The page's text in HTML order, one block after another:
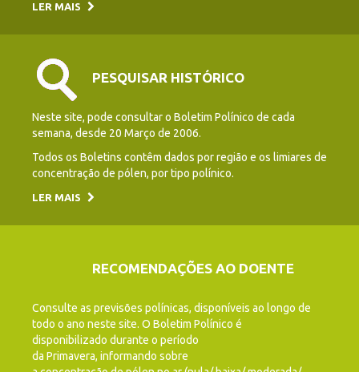
LER MAIS
PESQUISAR HISTÓRICO
Neste site, pode consultar o Boletim Polínico de cada
semana, desde 20 Março de 2006.
Todos os Boletins contêm dados por região e os limiares de
concentração de pólen, por tipo polínico.
LER MAIS
RECOMENDAÇÕES AO DOENTE
Consulte as previsões polínicas, disponíveis ao longo de
todo o ano neste site. O Boletim Polínico é
disponibilizado durante o período
da Primavera, informando sobre